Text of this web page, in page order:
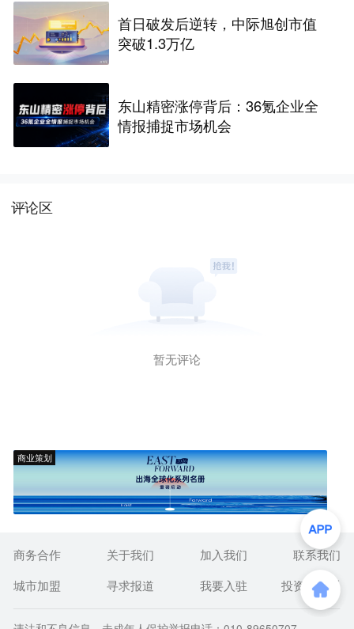
首日破发后逆转，中际旭创市值
突破1.3万亿
东山精密涨停背后：36氪企业全
情报捕捉市场机会
评论区
暂无评论
商业策划
商务合作 关于我们 加入我们
联系我们
城市加盟
寻求报道 我要入驻 投资者关系